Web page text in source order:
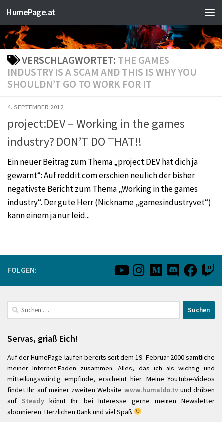
Zum Inhalt springen
HumePage.at
VERSCHLAGWORTET: THE GAMES
INDUSTRY IS A SCAM AND THIS IS WHY YOU
SHOULDN’T GO TO WORK FOR IT
4. SEPTEMBER 2012
project:DEV – Working in the games
industry? DON’T DO THAT!!
Ein neuer Beitrag zum Thema „project:DEV hat dich ja
gewarnt“: Auf reddit.com erschien neulich der bisher
negativste Bericht zum Thema „Working in the games
industry“. Der gute Herr (Nickname „gamesindustryvet“)
kann einem ja nur leid...
FOLGEN:
Suchen
nach:
Servas, griaß Eich!
Auf der HumePage laufen bereits seit dem 19. Februar 2000 sämtliche
meiner Internet-Fäden zusammen. Alles, das ich als wichtig und
mitteilungswürdig empfinde, erscheint hier. Meine YouTube-Videos
findet Ihr auf meiner zweiten Website www.humaldo.tvund drüben
auf Steady könnt Ihr bei Interesse gerne meinen Newsletter
abonnieren. Herzlichen Dank und viel Spaß